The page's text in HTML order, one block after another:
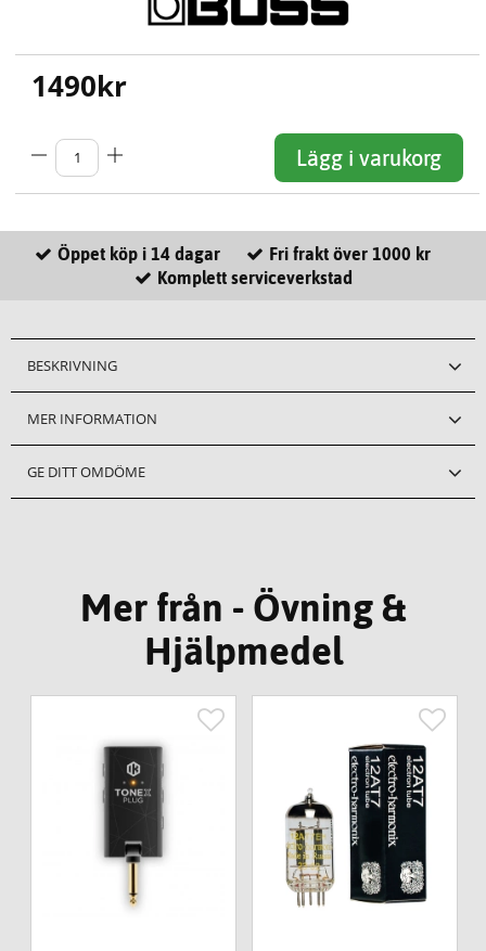
1490kr
Lägg i varukorg
Öppet köp i 14 dagar
Fri frakt över 1000 kr
Komplett serviceverkstad
BESKRIVNING
MER INFORMATION
GE DITT OMDÖME
Mer från - Övning &
Hjälpmedel